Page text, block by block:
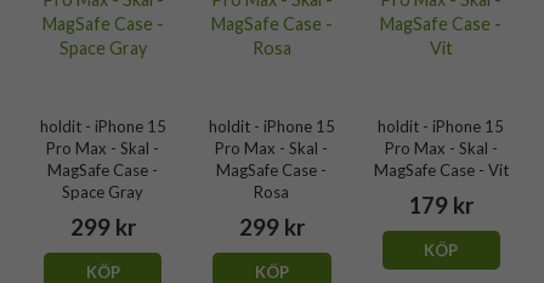
holdit - iPhone 15
Pro Max - Skal -
MagSafe Case -
Space Gray
299 kr
KÖP
holdit - iPhone 15
Pro Max - Skal -
MagSafe Case -
Rosa
299 kr
KÖP
holdit - iPhone 15
Pro Max - Skal -
MagSafe Case - Vit
179 kr
KÖP